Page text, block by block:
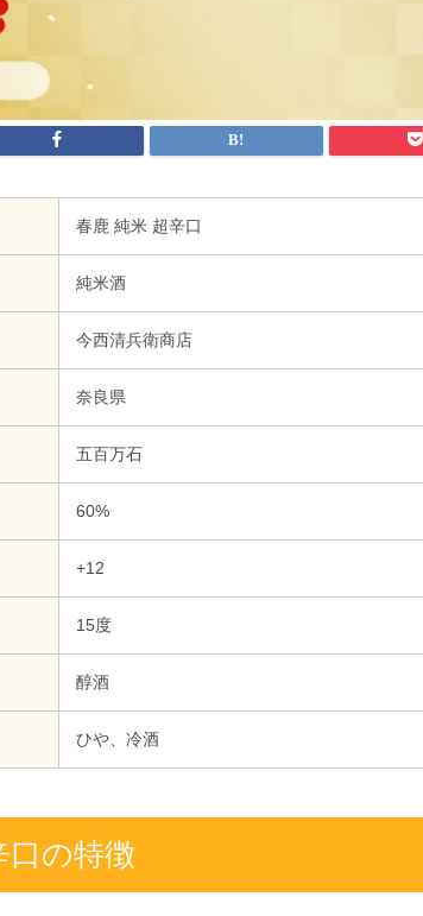
春鹿 純米 超辛口
純米酒
今西清兵衛商店
奈良県
五百万石
60%
+12
15度
醇酒
ひや、冷酒
口の特徴